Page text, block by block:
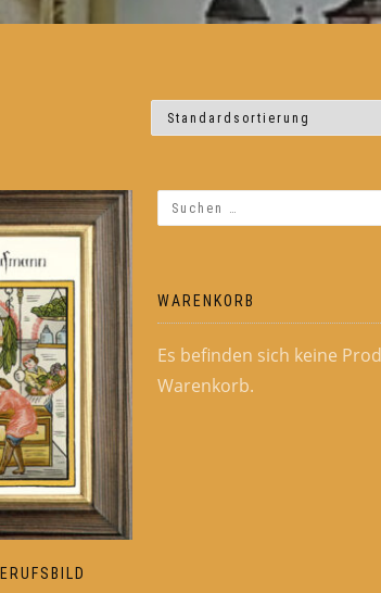
WARENKORB
Es befinden sich keine
Warenkorb.